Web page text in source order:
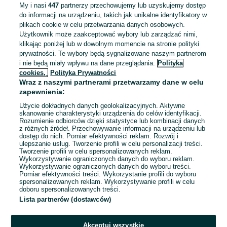
Team Leader Pizza Hut Wrocławska
AmRest Sp. z o.o.
5 400 - 6 000 zł / mies. brutto
Warszawa, Bemowo
Pełny etat
Umowa o pracę
Odpowiednie doświadczenie zawodowe
Dyspozycyjność: Elastyczny czas pracy, Praca zmianowa,
Praca w weekendy
Miejsce pracy: W siedzibie firmy
Kadra kierownicza
+ 1 inne
Odświeżono dnia 27 lipca 2026
1 2
My i nasi447 partnerzy przechowujemy lub uzyskujemy dostęp
do informacji na urządzeniu, takich jak unikalne identyfikatory w
plikach cookie w celu przetwarzania danych osobowych.
Użytkownik może zaakceptować wybory lub zarządzać nimi,
klikając poniżej lub w dowolnym momencie na stronie polityki
prywatności. Te wybory będą sygnalizowane naszym partnerom
i nie będą miały wpływu na dane przeglądania. Polityka
cookies,
Polityka Prywatności
Wraz z naszymi partnerami przetwarzamy dane w celu
zapewnienia:
Użycie dokładnych danych geolokalizacyjnych. Aktywne
skanowanie charakterystyki urządzenia do celów identyfikacji.
Rozumienie odbiorców dzięki statystyce lub kombinacji danych
z różnych źródeł. Przechowywanie informacji na urządzeniu lub
dostęp do nich. Pomiar efektywności reklam. Rozwój i
ulepszanie usług. Tworzenie profili w celu personalizacji treści.
Tworzenie profili w celu spersonalizowanych reklam.
Wykorzystywanie ograniczonych danych do wyboru reklam.
Wykorzystywanie ograniczonych danych do wyboru treści.
Pomiar efektywności treści. Wykorzystanie profili do wyboru
spersonalizowanych reklam. Wykorzystywanie profili w celu
doboru spersonalizowanych treści.
Lista partnerów (dostawców)
Akceptuj wszystkie